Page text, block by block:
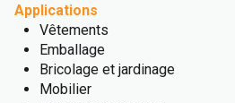
Applications
Vêtements
Emballage
Bricolage et jardinage
Mobilier